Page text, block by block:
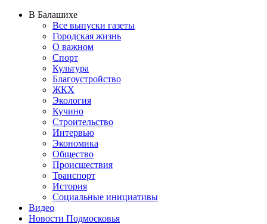
В Балашихе
Все выпуски газеты
Городская жизнь
О важном
Спорт
Культура
Благоустройство
ЖКХ
Экология
Кучино
Строительство
Интервью
Экономика
Общество
Происшествия
Транспорт
История
Социальные инициативы
Видео
Новости Подмосковья